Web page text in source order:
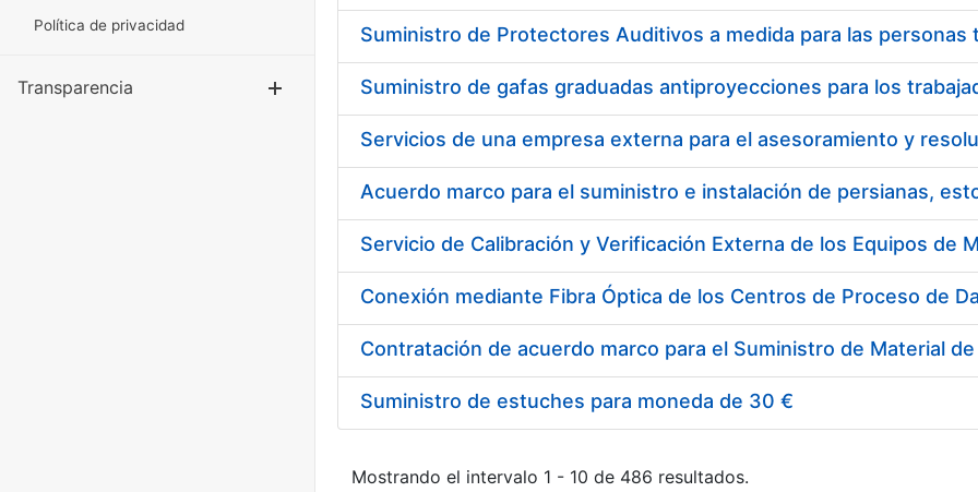
Política de privacidad
Transparencia Mostrar/Ocultar
Acuerdo marco para el suministro e instalación de persianas,
Suministro de estuches para moneda de 30 €
Mostrando el intervalo 1 - 10 de 486 resultados.